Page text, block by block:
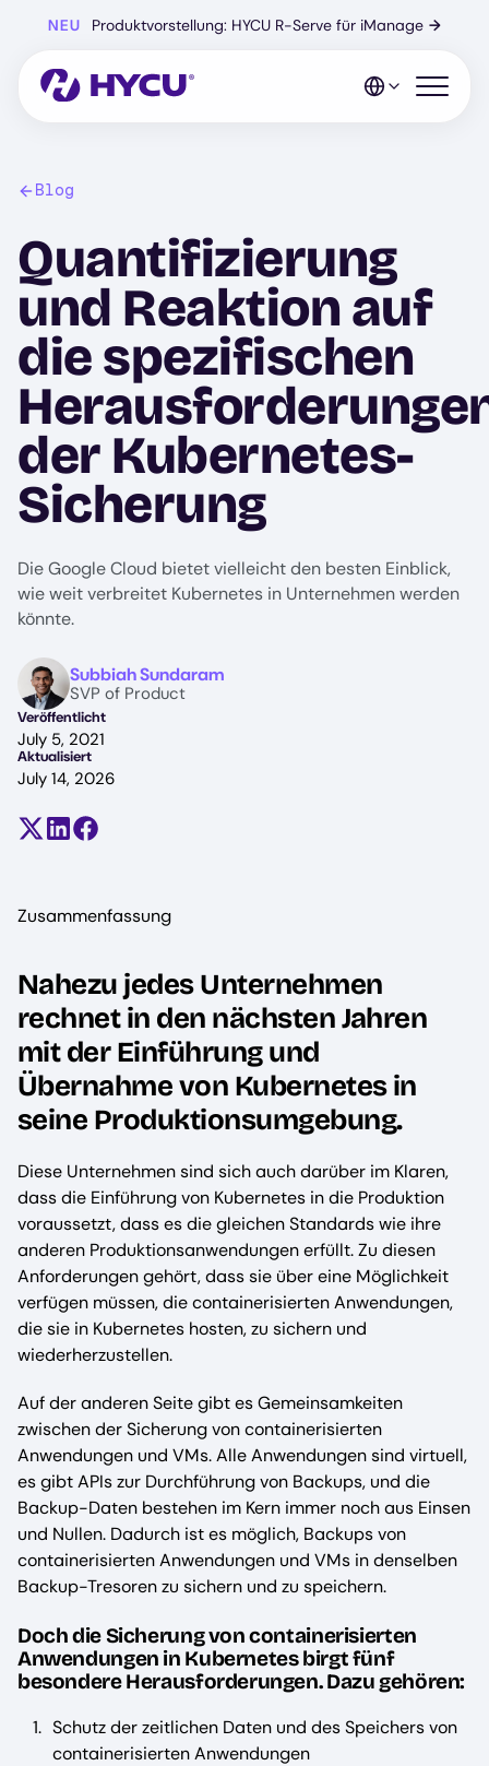
Hauptinhalt
NEU Produktvorstellung: HYCU R-Serve für iManage →
Mobiles
Blog
Quantifizierung
und Reaktion auf
die spezifischen
der Kubernetes-
Sicherung
Die Google Cloud bietet vielleicht den besten Einblick,
wie weit verbreitet Kubernetes in Unternehmen werden
könnte.
ImageSubbiah Sundaram
SVP of Product
Veröffentlicht
July 5, 2021
Aktualisiert
July 14, 2026
Teilen auf X (früher Twitter)
Auf LinkedIn teilen
Auf Facebook teilen
Zusammenfassung
Nahezu jedes Unternehmen
rechnet in den nächsten Jahren
mit der Einführung und
Übernahme von Kubernetes in
seine Produktionsumgebung.
Diese Unternehmen sind sich auch darüber im Klaren,
dass die Einführung von Kubernetes in die Produktion
voraussetzt, dass es die gleichen Standards wie ihre
anderen Produktionsanwendungen erfüllt. Zu diesen
Anforderungen gehört, dass sie über eine Möglichkeit
verfügen müssen, die containerisierten Anwendungen,
die sie in Kubernetes hosten, zu sichern und
wiederherzustellen.
Auf der anderen Seite gibt es Gemeinsamkeiten
zwischen der Sicherung von containerisierten
Anwendungen und VMs. Alle Anwendungen sind virtuell,
es gibt APIs zur Durchführung von Backups, und die
Backup-Daten bestehen im Kern immer noch aus Einsen
und Nullen. Dadurch ist es möglich, Backups von
containerisierten Anwendungen und VMs in denselben
Backup-Tresoren zu sichern und zu speichern.
Doch die Sicherung von containerisierten
Anwendungen in Kubernetes birgt fünf
besondere Herausforderungen. Dazu gehören:
Schutz der zeitlichen Daten und des Speichers von
containerisierten Anwendungen